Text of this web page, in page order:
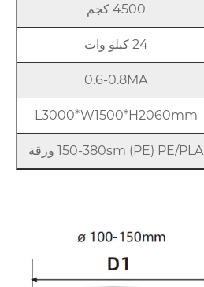
4500 كجم
24 كيلو وات
0.6-0.8MA
L3000*W1500*H2060mm
150-380sm (PE) PE/PLA ورقة